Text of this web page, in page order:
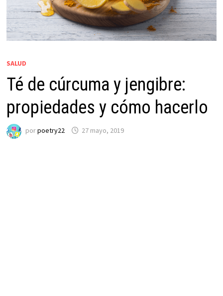
SALUD
Té de cúrcuma y jengibre:
propiedades y cómo hacerlo
porpoetry22 27 mayo, 2019